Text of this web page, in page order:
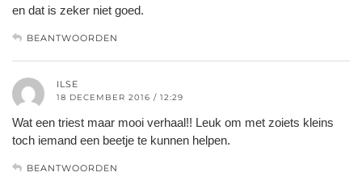
en dat is zeker niet goed.
BEANTWOORDEN
ILSE
18 DECEMBER 2016 / 12:29
Wat een triest maar mooi verhaal!! Leuk om met zoiets kleins
toch iemand een beetje te kunnen helpen.
BEANTWOORDEN